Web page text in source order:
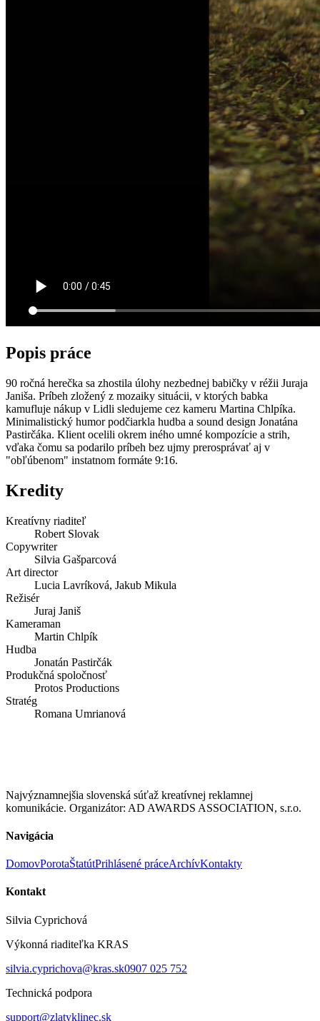
Popis práce
90 ročná herečka sa zhostila úlohy nezbednej babičky v réžii Juraja
Janiša. Príbeh zložený z mozaiky situácii, v ktorých babka
kamufluje nákup v Lidli sledujeme cez kameru Martina Chlpíka.
Minimalistický humor podčiarkla hudba a sound design Jonatána
Pastirčáka. Klient ocelili okrem iného umné kompozície a strih,
vďaka čomu sa podarilo príbeh bez ujmy prerosprávať aj v
"obľúbenom" instatnom formáte 9:16.
Kredity
Kreatívny riaditeľ
Robert Slovak
Copywriter
Silvia Gašparcová
Art director
Lucia Lavríková, Jakub Mikula
Režisér
Juraj Janiš
Kameraman
Martin Chlpík
Hudba
Jonatán Pastirčák
Produkčná spoločnosť
Protos Productions
Stratég
Romana Umrianová
Najvýznamnejšia slovenská súťaž kreatívnej reklamnej
komunikácie. Organizátor: AD AWARDS ASSOCIATION, s.r.o.
Navigácia
DomovPorotaŠtatútPrihlásené práceArchívKontakty
Kontakt
Silvia Cyprichová
Výkonná riaditeľka KRAS
silvia.cyprichova@kras.sk0907 025 752
Technická podpora
support@zlatyklinec.sk